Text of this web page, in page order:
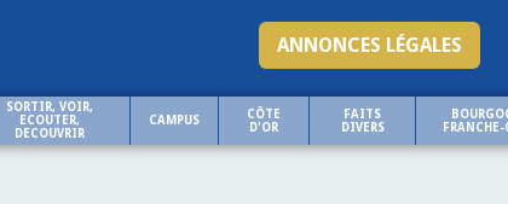
ANNONCES LÉGALES
SORTIR, VOIR,
ECOUTER,
DECOUVRIR
CAMPUS
CÔTE
D'OR
FAITS
DIVERS